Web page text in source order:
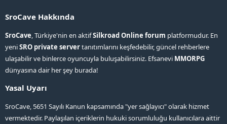
SroCave Hakkında
SroCave, Türkiye'nin en aktifSilkroad Online forum platformudur. En
yeniSRO private servertanıtımlarını keşfedebilir, güncel rehberlere
ulaşabilir ve binlerce oyuncuyla buluşabilirsiniz. Efsanevi MMORPG
dünyasına dair her şey burada!
Yasal Uyarı
SroCave, 5651 Sayılı Kanun kapsamında "yer sağlayıcı" olarak hizmet
vermektedir. Paylaşılan içeriklerin hukuki sorumluluğu kullanıcılara aittir